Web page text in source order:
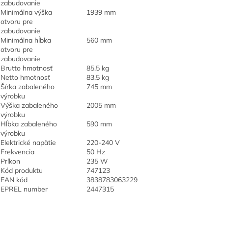
zabudovanie
Minimálna výška
otvoru pre
zabudovanie
1939 mm
Minimálna hĺbka
otvoru pre
zabudovanie
560 mm
Brutto hmotnosť
85.5 kg
Netto hmotnosť
83.5 kg
Šírka zabaleného
výrobku
745 mm
Výška zabaleného
výrobku
2005 mm
Hĺbka zabaleného
výrobku
590 mm
Elektrické napätie
220-240 V
Frekvencia
50 Hz
Príkon
235 W
Kód produktu
747123
EAN kód
3838783063229
EPREL number
2447315